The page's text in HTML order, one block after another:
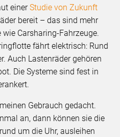
einerStudie von Zukunft
bereit – das sind mehr
Carsharing-Fahrzeuge.
fährt elektrisch: Rund
Auch Lastenräder gehören
Die Systeme sind fest in
Gebrauch gedacht.
an, dann können sie die
um die Uhr, ausleihen